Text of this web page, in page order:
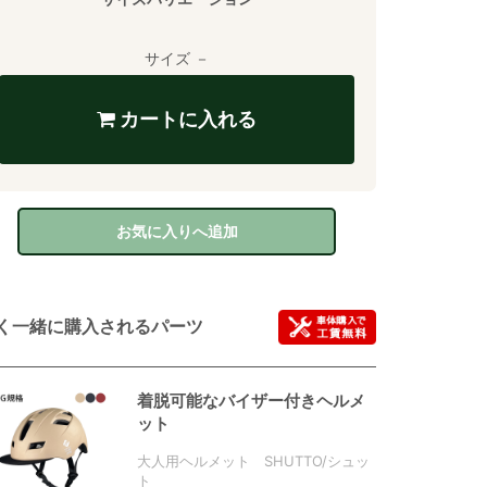
サイズ －
カートに入れる
お気に入りへ追加
一緒に購入されるパーツ
着脱可能なバイザー付きヘルメ
ット
大人用ヘルメット SHUTTO/シュッ
ト